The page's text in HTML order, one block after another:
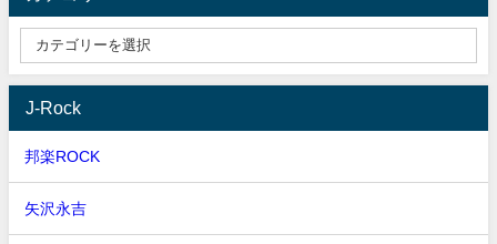
J-Rock
邦楽ROCK
矢沢永吉